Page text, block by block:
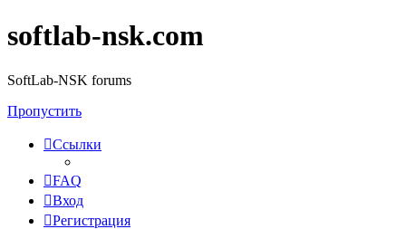
softlab-nsk.com
SoftLab-NSK forums
Пропустить
Ссылки
FAQ
Вход
Регистрация